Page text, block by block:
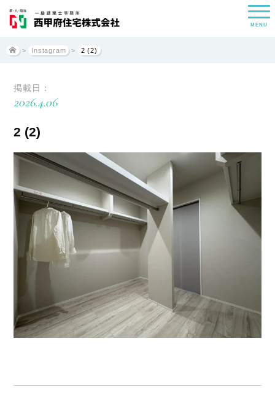
MENU
> Instagram > 2 (2)
掲載日：
2026.4.06
2 (2)